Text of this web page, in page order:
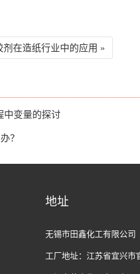
在造纸行业中的应用 »
中变量的探讨
？
地址
无锡市田鑫化工有限公司
工厂地址：江苏省宜兴